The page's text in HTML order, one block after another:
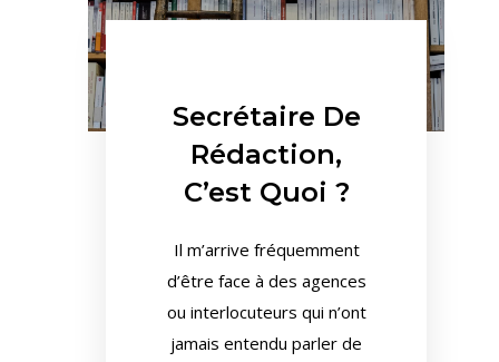
Secrétaire De
Rédaction,
C’est Quoi ?
Il m’arrive fréquemment
d’être face à des agences
ou interlocuteurs qui n’ont
jamais entendu parler de